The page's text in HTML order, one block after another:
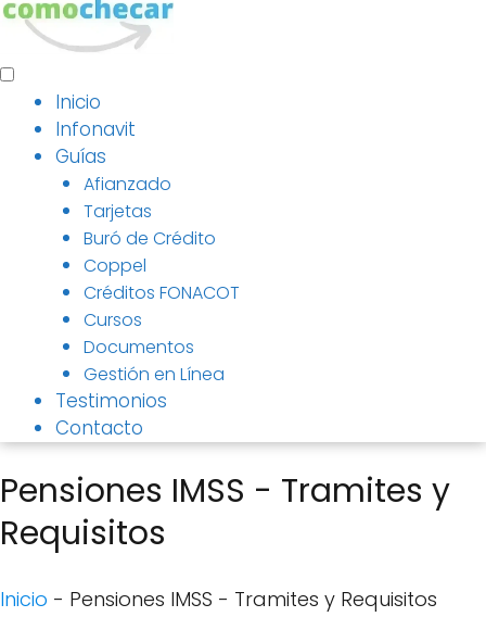
Inicio
Infonavit
Guías
Afianzado
Tarjetas
Buró de Crédito
Coppel
Créditos FONACOT
Cursos
Documentos
Gestión en Línea
Testimonios
Contacto
Pensiones IMSS - Tramites y
Requisitos
Inicio - Pensiones IMSS - Tramites y Requisitos